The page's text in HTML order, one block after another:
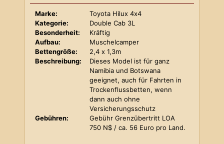
Marke:
Toyota Hilux 4x4
Kategorie:
Double Cab 3L
Besonderheit:
Kräftig
Aufbau:
Muschelcamper
Bettengröße:
2,4 x 1,3m
Beschreibung:
Dieses Model ist für ganz
Namibia und Botswana
geeignet, auch für Fahrten in
Trockenflussbetten, wenn
dann auch ohne
Versicherungsschutz
Gebühren:
Gebühr Grenzübertritt LOA
750 N$ / ca. 56 Euro pro Land.